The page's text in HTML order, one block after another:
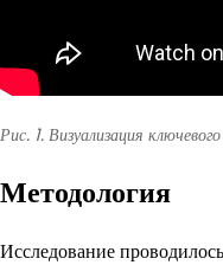
Рис. 1. Визуализация
Методология
Исследование